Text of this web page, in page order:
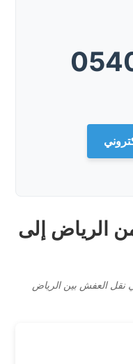
الرياض إلى
نقل العفش بين الرياض